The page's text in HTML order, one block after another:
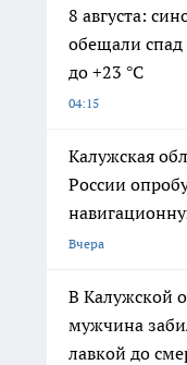
8 августа:
обещали
до +23 °C
04:15
Калужская
России
Вчера
В Калужской
мужчина
лавкой до